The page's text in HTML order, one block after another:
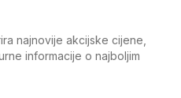
najnovije akcijske cijene,
informacije o najboljim